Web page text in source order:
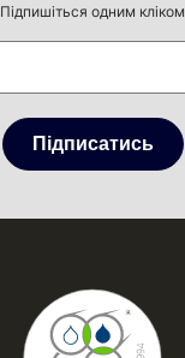
Підпишіться одним кліком
Підписатись